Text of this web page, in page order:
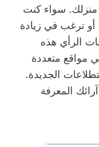
منزلك. سواء كنت
ترغب في زيادة
الرأي هذه
مواقع متعددة
الجديدة.
المعرفة